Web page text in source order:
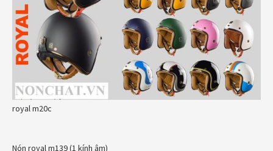
royal m20c
Nón royal m139 (1 kính âm)